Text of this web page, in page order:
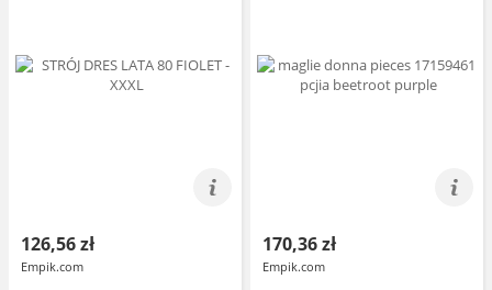
126,56 zł
Empik.com
170,36 zł
Empik.com